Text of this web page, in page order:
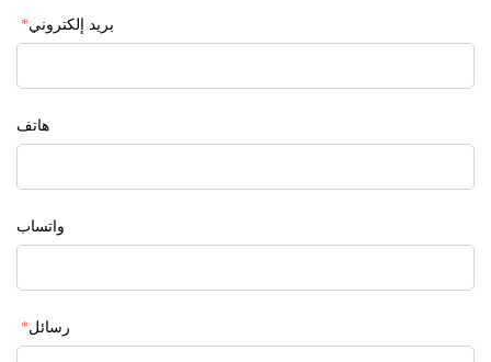
بريد إلكتروني*
هاتف
واتساب
رسائل*